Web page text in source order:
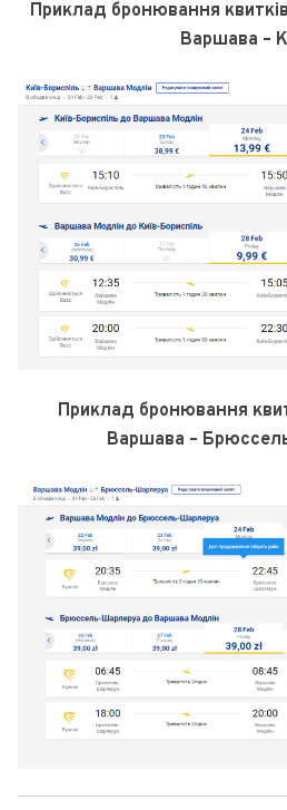
Приклад бронювання
Варшава –
Приклад бронювання
Варшава –